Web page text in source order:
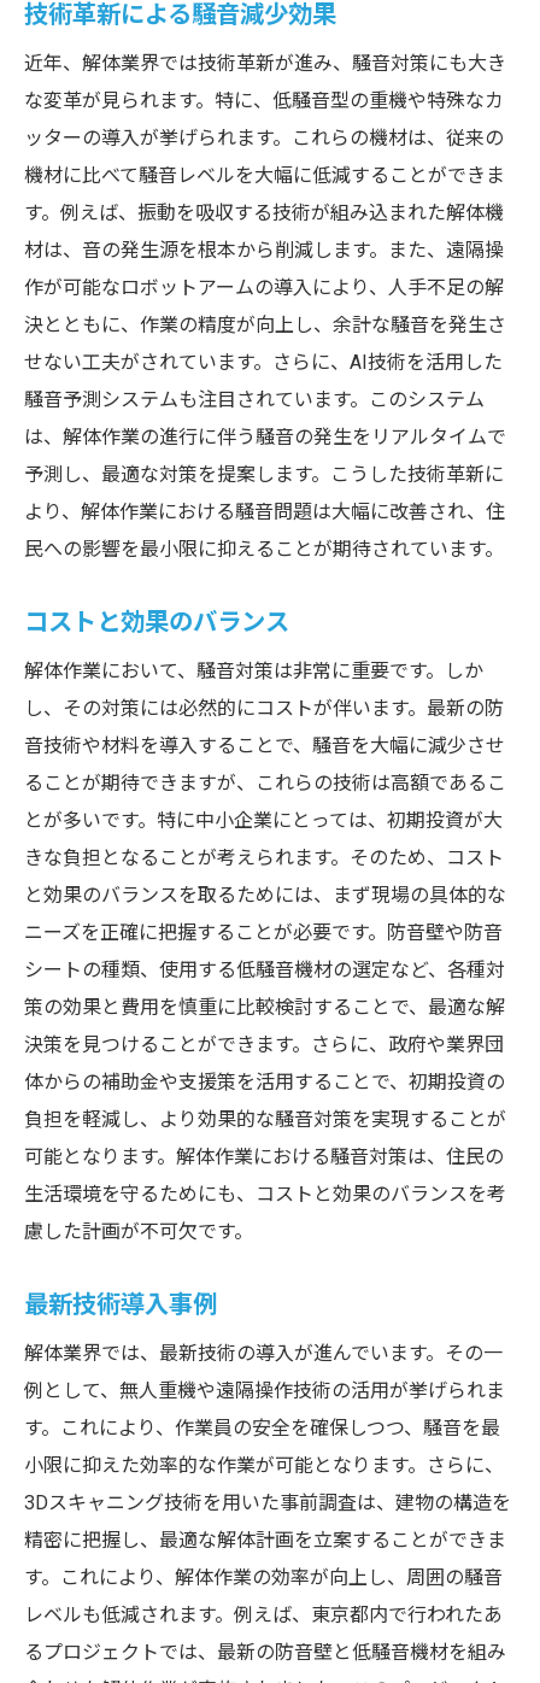
技術革新による騒音減少効果
近年、解体業界では技術革新が進み、騒音対策にも大き
な変革が見られます。特に、低騒音型の重機や特殊なカ
ッターの導入が挙げられます。これらの機材は、従来の
機材に比べて騒音レベルを大幅に低減することができま
す。例えば、振動を吸収する技術が組み込まれた解体機
材は、音の発生源を根本から削減します。また、遠隔操
作が可能なロボットアームの導入により、人手不足の解
決とともに、作業の精度が向上し、余計な騒音を発生さ
せない工夫がされています。さらに、AI技術を活用した
騒音予測システムも注目されています。このシステム
は、解体作業の進行に伴う騒音の発生をリアルタイムで
予測し、最適な対策を提案します。こうした技術革新に
より、解体作業における騒音問題は大幅に改善され、住
民への影響を最小限に抑えることが期待されています。
コストと効果のバランス
解体作業において、騒音対策は非常に重要です。しか
し、その対策には必然的にコストが伴います。最新の防
音技術や材料を導入することで、騒音を大幅に減少させ
ることが期待できますが、これらの技術は高額であるこ
とが多いです。特に中小企業にとっては、初期投資が大
きな負担となることが考えられます。そのため、コスト
と効果のバランスを取るためには、まず現場の具体的な
ニーズを正確に把握することが必要です。防音壁や防音
シートの種類、使用する低騒音機材の選定など、各種対
策の効果と費用を慎重に比較検討することで、最適な解
決策を見つけることができます。さらに、政府や業界団
体からの補助金や支援策を活用することで、初期投資の
負担を軽減し、より効果的な騒音対策を実現することが
可能となります。解体作業における騒音対策は、住民の
生活環境を守るためにも、コストと効果のバランスを考
慮した計画が不可欠です。
最新技術導入事例
解体業界では、最新技術の導入が進んでいます。その一
例として、無人重機や遠隔操作技術の活用が挙げられま
す。これにより、作業員の安全を確保しつつ、騒音を最
小限に抑えた効率的な作業が可能となります。さらに、
3Dスキャニング技術を用いた事前調査は、建物の構造を
精密に把握し、最適な解体計画を立案することができま
す。これにより、解体作業の効率が向上し、周囲の騒音
レベルも低減されます。例えば、東京都内で行われたあ
るプロジェクトでは、最新の防音壁と低騒音機材を組み